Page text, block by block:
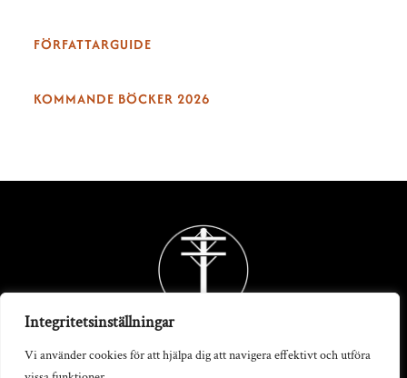
Integritetsinställningar
Vi använder cookies för att hjälpa dig att navigera effektivt och utföra
FÖRFATTARGUIDE
KOMMANDE BÖCKER 2026
Back
To